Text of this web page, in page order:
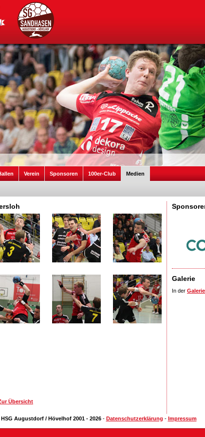
Verein Sponsoren 100er-Club Medien
Übersicht
Galerie
In der Galerie
Augustdorf / Hövelhof 2001 - 2026- Datenschutzerklärung - Impressum